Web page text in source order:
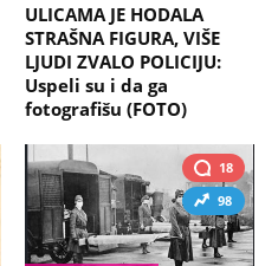
ULICAMA JE HODALA
STRAŠNA FIGURA, VIŠE
LJUDI ZVALO POLICIJU:
Uspeli su i da ga
fotografišu (FOTO)
18
98